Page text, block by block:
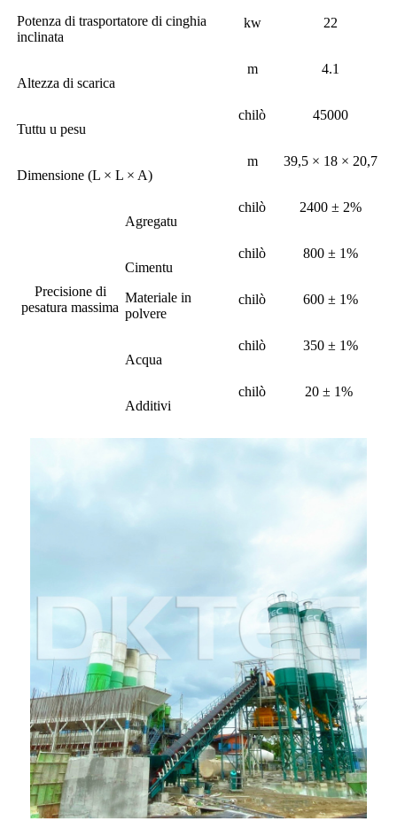
Potenza di trasportatore di cinghia
inclinata
kw 22
Altezza di scarica
m 4.1
Tuttu u pesu
chilò 45000
Dimensione (L × L × A)
m 39,5 × 18 × 20,7
Precisione di
pesatura massima
Agregatu
chilò 2400 ± 2%
Cimentu
chilò 800 ± 1%
Materiale in
polvere
chilò 600 ± 1%
Acqua
chilò 350 ± 1%
Additivi
chilò 20 ± 1%